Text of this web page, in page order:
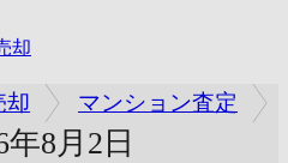
却
却 マンション査定
8月2日